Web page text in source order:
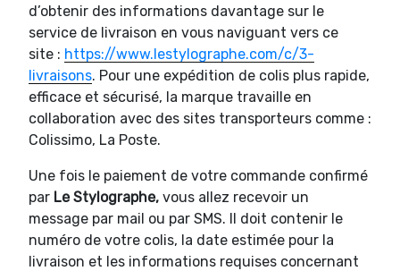
d’obtenir des informations davantage sur le
service de livraison en vous naviguant vers ce
site : https://www.lestylographe.com/c/3-
livraisons. Pour une expédition de colis plus rapide,
efficace et sécurisé, la marque travaille en
collaboration avec des sites transporteurs comme :
Colissimo, La Poste.
Une fois le paiement de votre commande confirmé
par Le Stylographe, vous allez recevoir un
message par mail ou par SMS. Il doit contenir le
numéro de votre colis, la date estimée pour la
livraison et les informations requises concernant